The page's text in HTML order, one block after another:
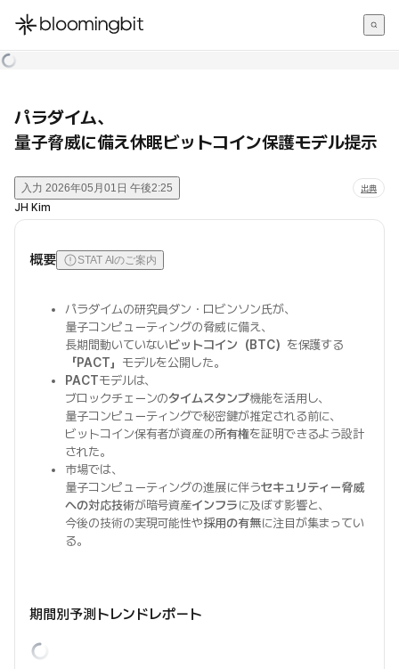
한국어
パラダイム、
量子脅威に備え休眠ビットコイン保護モデル提示
入力 2026年05月01日 午後2:25 出典
JH Kim
概要 STAT AIのご案内
パラダイムの研究員ダン・ロビンソン氏が、
量子コンピューティングの脅威に備え、
長期間動いていないビットコイン（BTC） を保護する
「PACT」 モデルを公開した。
PACTモデルは、
ブロックチェーンのタイムスタンプ機能を活用し、
量子コンピューティングで秘密鍵が推定される前に、
ビットコイン保有者が資産の所有権を証明できるよう設計
された。
市場では、
量子コンピューティングの進展に伴うセキュリティー脅威
への対応技術が暗号資産インフラに及ぼす影響と、
今後の技術の実現可能性や採用の有無に注目が集まってい
る。
期間別予測トレンドレポート